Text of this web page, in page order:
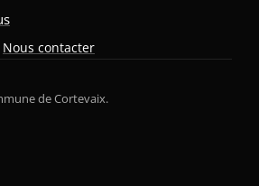
Nous contacter
de Cortevaix.